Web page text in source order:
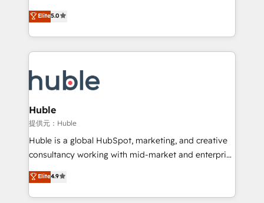
the rare Advanced "Custom Integrations"
Accreditation, securely sync data across... 🔄 any
new HubSpot portal with Advanced Website and
CRM Migrations using our in-house "HubScrub" Tool.
master it. As the creators of the Endless Customers
System™ (the next evolution of They Ask, You
Answer), we’re the only HubSpot partner built
entirely around coaching and training. That means
skills, processes, and internal team you need to
attract the right buyers, close deals faster, and grow
without outside dependencies. You’ll learn how to: •
Set up, audit, and organize your HubSpot portal •
Get your sales team fully using HubSpot • Track
pipeline and revenue across the entire buyer journey
growth • Create content and videos that attract
buyers • Use AI to scale smarter Our coaching-led
Elite5.0
Huble
提供元：Huble
Huble is a global HubSpot, marketing, and creative
consultancy working with mid-market and enterprise
businesses. We go beyond implementation, shaping
the strategy, processes, and teams that turn
HubSpot into a genuine growth engine. Named
Elite4.9